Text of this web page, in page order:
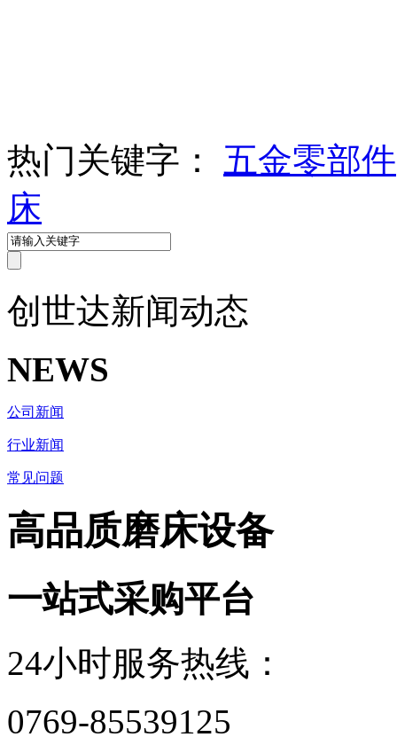
热门关键字：
五金零部件
床
创世达新闻动态
NEWS
公司新闻
行业新闻
常见问题
高品质磨床设备
一站式采购平台
24小时服务热线：
0769-85539125